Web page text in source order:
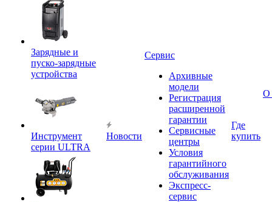
Зарядные и
пуско-зарядные
устройства
Инструмент
серии ULTRA
Новости
Сервис
Архивные
модели
Регистрация
расширенной
гарантии
Сервисные
центры
Условия
гарантийного
обслуживания
Экспресс-
сервис
Где
купить
О